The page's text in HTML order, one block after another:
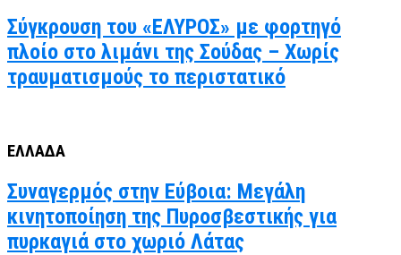
Σύγκρουση του «ΕΛΥΡΟΣ» με φορτηγό
πλοίο στο λιμάνι της Σούδας – Χωρίς
τραυματισμούς το περιστατικό
ΕΛΛΑΔΑ
Συναγερμός στην Εύβοια: Μεγάλη
κινητοποίηση της Πυροσβεστικής για
πυρκαγιά στο χωριό Λάτας